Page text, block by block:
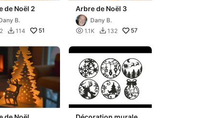
de Noël 2
B.
 114 51
Arbre de Noël 3
Dany B.
 1.1K  132 57